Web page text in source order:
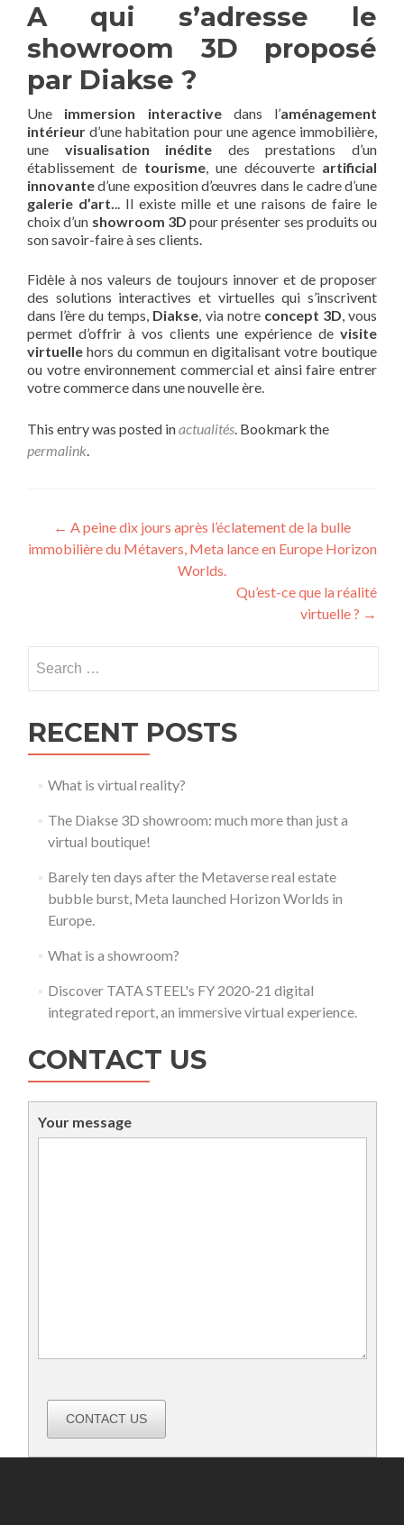
A qui s’adresse le
showroom 3D proposé
par Diakse ?
Une immersion interactivedans l’aménagement
intérieur d’une habitation pour une agence immobilière,
une visualisation inédite des prestations d’un
établissement de tourisme, une découverte artificial
innovanted’une exposition d’œuvres dans le cadre d’une
galerie d’art... Il existe mille et une raisons de faire le
choix d’un showroom 3D pour présenter ses produits ou
son savoir-faire à ses clients.
Fidèle à nos valeurs de toujours innover et de proposer
des solutions interactives et virtuelles qui s’inscrivent
dans l’ère du temps, Diakse, via notre concept 3D, vous
permet d’offrir à vos clients une expérience de visite
virtuelle hors du commun en digitalisant votre boutique
ou votre environnement commercial et ainsi faire entrer
votre commerce dans une nouvelle ère.
This entry was posted inactualités. Bookmark the
permalink.
← A peine dix jours après l’éclatement de la bulle
immobilière du Métavers, Meta lance en Europe Horizon
Worlds.
Qu’est-ce que la réalité
virtuelle ? →
RECENT POSTS
What is virtual reality?
The Diakse 3D showroom: much more than just a
virtual boutique!
Barely ten days after the Metaverse real estate
bubble burst, Meta launched Horizon Worlds in
Europe.
What is a showroom?
Discover TATA STEEL's FY 2020-21 digital
integrated report, an immersive virtual experience.
CONTACT US
Your message
CONTACT US